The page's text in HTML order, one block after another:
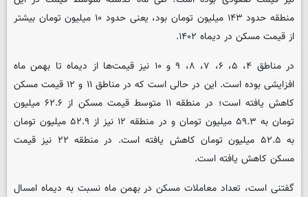
منطقه حدود ۱۴۳ میلیون تومان بود، یعنی حدود ۱۰ میلیون تومان بیشتر
از قیمت مسکن در دیماه ۱۴۰۲.
در مناطق ۴، ۵، ۶، ۷، ۸، ۹ و ۱۰ نیز قیمت‌ها از دیماه تا بهمن ماه
افزایشی بوده است. این در حالی است که در مناطق ۱۱ و ۱۲ قیمت مسکن
کاهش یافته است؛ در منطقه ۱۱ متوسط قیمت مسکن از ۶۲.۶ میلیون
تومان به ۵۹.۳ میلیون تومان و در منطقه ۱۲ نیز از ۵۲.۹ میلیون تومان
به ۵۲.۵ میلیون تومان کاهش یافته است. در منطقه ۲۲ نیز قیمت
مسکن کاهش یافته است.
گفتنی است، تعداد معاملات مسکن در بهمن ماه نسبت به دیماه امسال